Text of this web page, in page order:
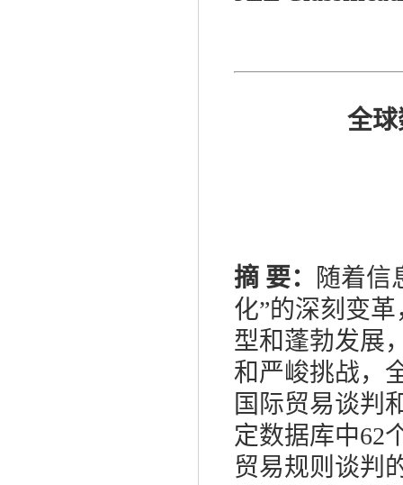
全
摘 要：
随着信
化”的深刻变
型和蓬勃发展
和严峻挑战，
国际贸易谈判
定数据库中62
贸易规则谈判